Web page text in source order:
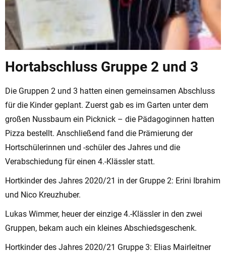
Hortabschluss Gruppe 2 und 3
Die Gruppen 2 und 3 hatten einen gemeinsamen Abschluss
für die Kinder geplant. Zuerst gab es im Garten unter dem
großen Nussbaum ein Picknick – die Pädagoginnen hatten
Pizza bestellt. Anschließend fand die Prämierung der
Hortschülerinnen und -schüler des Jahres und die
Verabschiedung für einen 4.-Klässler statt.
Hortkinder des Jahres 2020/21 in der Gruppe 2: Erini Ibrahim
und Nico Kreuzhuber.
Lukas Wimmer, heuer der einzige 4.-Klässler in den zwei
Gruppen, bekam auch ein kleines Abschiedsgeschenk.
Hortkinder des Jahres 2020/21 Gruppe 3: Elias Mairleitner